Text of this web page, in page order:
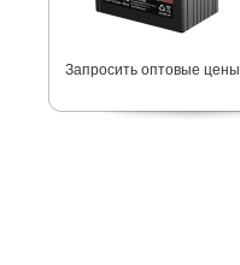
Запросить оптовые цены